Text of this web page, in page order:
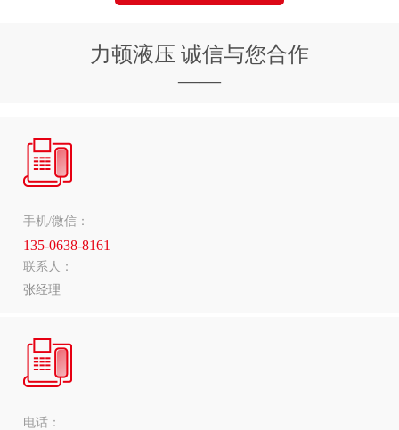
力顿液压 诚信与您合作
——
手机/微信：
135-0638-8161
联系人：
张经理
电话：